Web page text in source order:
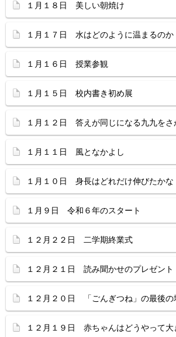
１月１８日 美しい朝焼け
１月１７日 水はどのように温まるのか
１月１６日 授業参観
１月１５日 校内書き初め展
１月１２日 答えが同じになる九九をさ
１月１１日 風となかよし
１月１０日 身長はどれだけ伸びたかな
１月９日 令和６年のスタート
１２月２２日 二学期終業式
１２月２１日 読み聞かせのプレゼント
１２月２０日 「ごんぎつね」の最後の
１２月１９日 赤ちゃんはどうやって大